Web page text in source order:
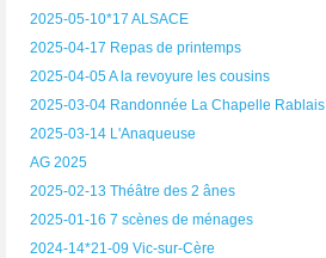
2025-05-10*17 ALSACE
2025-04-17 Repas de printemps
2025-04-05 A la revoyure les cousins
2025-03-04 Randonnée La Chapelle Rablais
2025-03-14 L'Anaqueuse
AG 2025
2025-02-13 Théâtre des 2 ânes
2025-01-16 7 scènes de ménages
2024-14*21-09 Vic-sur-Cère